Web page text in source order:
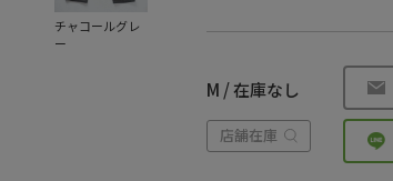
チャコールグレ
ー
M / 在庫なし
店舗在庫